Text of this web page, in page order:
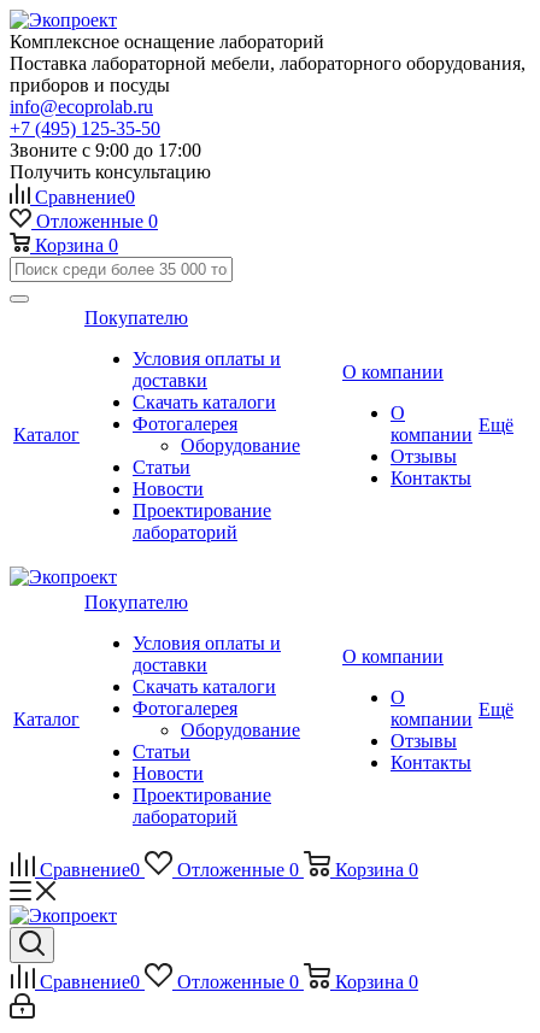
Комплексное оснащение лабораторий
Поставка лабораторной мебели, лабораторного оборудования,
приборов и посуды
info@ecoprolab.ru
+7 (495) 125-35-50
Звоните с 9:00 до 17:00
Получить консультацию
Сравнение0
Отложенные 0
Корзина 0
Каталог
Покупателю
Условия оплаты и
доставки
Скачать каталоги
Фотогалерея
Оборудование
Статьи
Новости
Проектирование
лабораторий
О компании
О
компании
Отзывы
Контакты
Ещё
Каталог
Покупателю
Условия оплаты и
доставки
Скачать каталоги
Фотогалерея
Оборудование
Статьи
Новости
Проектирование
лабораторий
О компании
О
компании
Отзывы
Контакты
Ещё
Сравнение0 Отложенные 0 Корзина 0
Сравнение0 Отложенные 0 Корзина 0